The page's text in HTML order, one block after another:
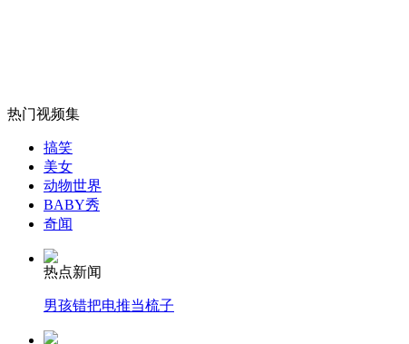
女孩北京地铁殴打老人 痛下狠手拳打脚踢
无痛分娩是否安全 医生回应
热门视频集
搞笑
美女
动物世界
BABY秀
奇闻
热点新闻
男孩错把电推当梳子